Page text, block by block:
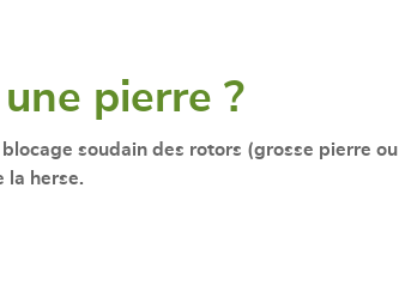
pierre ?
blocage soudain des rotors (grosse pierre ou
la herse.